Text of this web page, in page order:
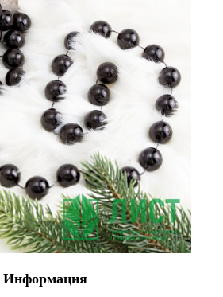
Информация